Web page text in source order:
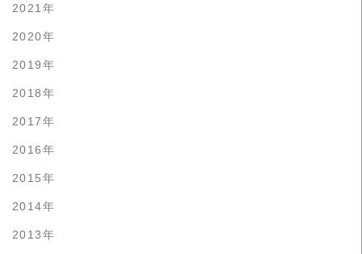
2021年
2020年
2019年
2018年
2017年
2016年
2015年
2014年
2013年